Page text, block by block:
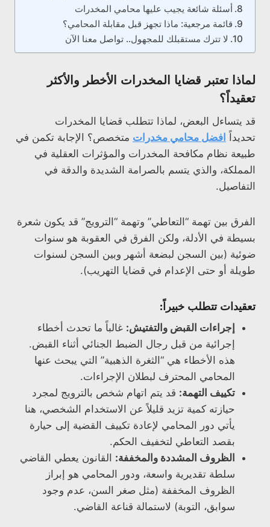
أسئلة شائعة يجيب عليها محامي المخدرات
قائمة مرجعية: ماذا تجهز قبل مقابلة المحامي؟
لا تترك مستقبلك للمجهول.. تواصل معنا الآن
لماذا تعتبر قضايا المخدرات الأخطر والأكثر
تعقيداً؟
قد يتساءل البعض، لماذا تتطلب قضايا المخدرات
تحديداً
افضل محامي مخدرات متخصص؟ الإجابة تكمن في
طبيعة نظام مكافحة المخدرات والمؤثرات العقلية في
المملكة، والذي يتسم بالصرامة الشديدة والدقة في
التفاصيل.
الفرق بين تهمة “التعاطي” وتهمة “الترويج” قد يكون شعرة
بسيطة في الأدلة، ولكن الفرق في العقوبة هو سنوات
ضوئية (بين السجن لبضعة أشهر وبين السجن لسنوات
طويلة أو حتى الإعدام في قضايا التهريب).
تعقيدات تتطلب خبيراً:
إجراءات القبض والتفتيش: غالباً ما تحدث أخطاء
إجرائية من قبل رجال الضبط الجنائي أثناء القبض.
هذه الأخطاء هي “الثغرة الذهبية” التي يبحث عنها
المحامي المحترف لبطلان الإجراءات.
تكييف التهمة: قد يتم اتهام شخص بالترويج لمجرد
حيازته كمية تزيد قليلاً عن الاستخدام الشخصي، هنا
يأتي دور المحامي لإعادة تكييف القضية إلى حيارة
بقصد التعاطي لتخفيف الحكم.
الظروف المشددة والمخففة: القانون يعطي القاضي
سلطة تقديرية واسعة، ودور المحامي هو إبراز
الظروف المخففة (مثل صغر السن، عدم وجود
سوابق، التوبة) لاستمالة قناعة القاضي.